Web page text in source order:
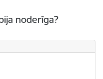
noderīga?